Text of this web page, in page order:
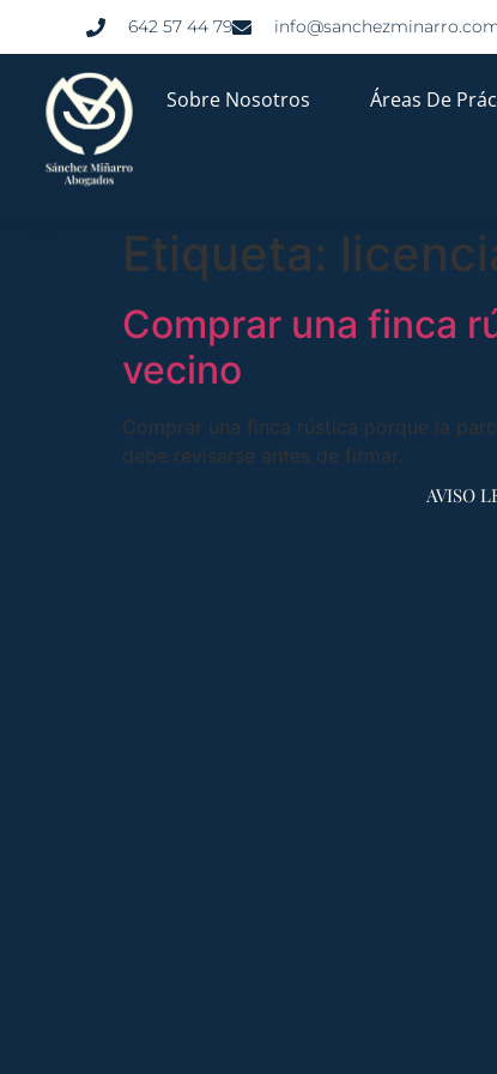
642 57 44 79
Sobre Nosotros Áreas De
Etiqueta:
Comprar una finca
vecino
Comprar una finca rústica porque la
debe revisarse antes de firmar.
AVISO